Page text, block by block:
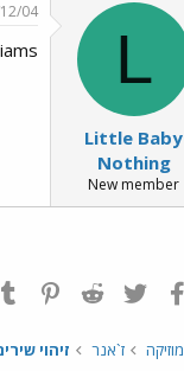
L
Little Baby
Nothing
New member
04
פייסבוק Twitter
Reddit
מוזיקה ז`אנר זיהוי